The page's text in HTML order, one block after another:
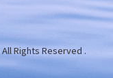
All Rights Reserved .